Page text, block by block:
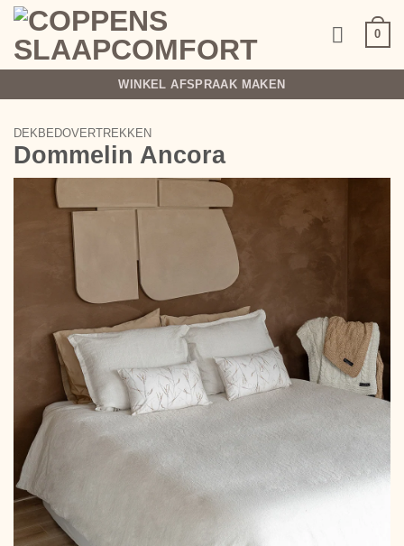
Ga
inhoud
0
WINKEL AFSPRAAK MAKEN
DEKBEDOVERTREKKEN
Dommelin Ancora